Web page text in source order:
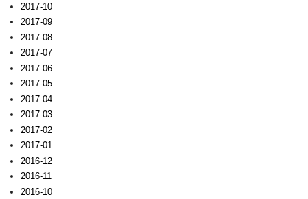
2017-10
2017-09
2017-08
2017-07
2017-06
2017-05
2017-04
2017-03
2017-02
2017-01
2016-12
2016-11
2016-10